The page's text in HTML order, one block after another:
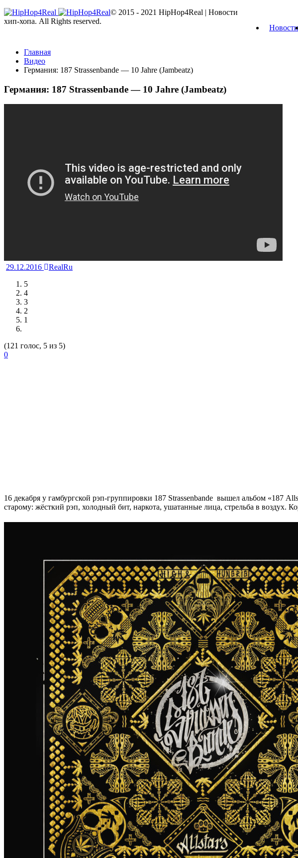
Новости
Главная
Видео
Германия: 187 Strassenbande — 10 Jahre (Jambeatz)
Германия: 187 Strassenbande — 10 Jahre (Jambeatz)
29.12.2016
RealRu
5
4
3
2
1
(121 голос, 5 из 5)
0
16 декабря у гамбургской рэп-группировки 187 Strassenbande вышел альбом «187
старому: жёсткий рэп, холодный бит, наркота, ушатанные лица, стрельба в воздух.
© 2015 - 2021 HipHop4Real | Новости
хип-хопа. All Rights reserved.